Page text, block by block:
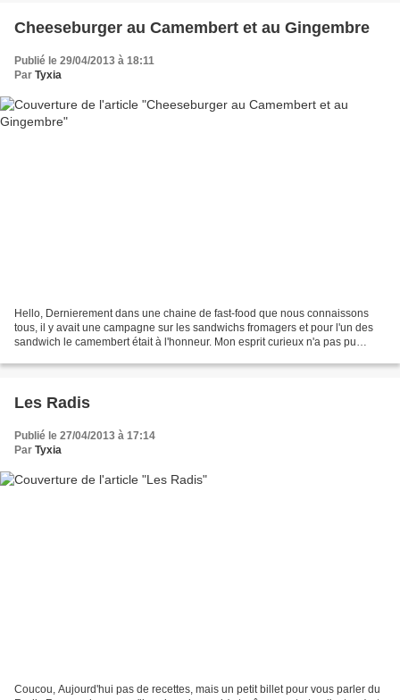
Cheeseburger au Camembert et au Gingembre
Publié le 29/04/2013 à 18:11
Par Tyxia
Hello, Dernierement dans une chaine de fast-food que nous connaissons
tous, il y avait une campagne sur les sandwichs fromagers et pour l'un des
sandwich le camembert était à l'honneur. Mon esprit curieux n'a pas pu
Les Radis
Publié le 27/04/2013 à 17:14
Par Tyxia
Coucou, Aujourd'hui pas de recettes, mais un petit billet pour vous parler du